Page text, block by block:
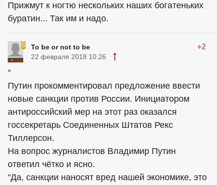
Прижмут к ногтю нескольких наших богатеньких
буратин... Так им и надо.
To be or not to be +2
22 февраля 2018 10:26
"
Путин прокомментировал предложение ввести
новые санкции против России. Инициатором
антироссийский мер на этот раз оказался
госсекретарь Соединенных Штатов Рекс
Тиллерсон.
На вопрос журналистов Владимир Путин
ответил чётко и ясно.
"Да, санкции наносят вред нашей экономике, это